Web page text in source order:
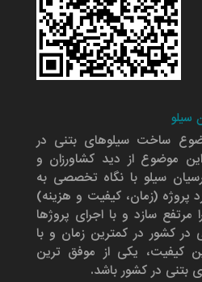
سیلو
ساخت سیلوهای بتنی در
موضوع از دید کشاورزان و
سیلو با نگاه تخصصی به
پروژه (زمان، کیفیت و هزینه)
سازد و با اجرای پروژها
کشور در کمترین زمان و با
کیفیت، یکی از موفق ترین
در کشور باشد.